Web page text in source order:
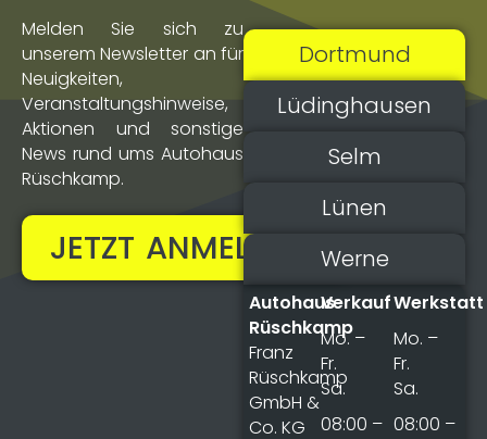
Melden Sie sich zu
unserem Newsletter an für
Neuigkeiten,
Veranstaltungs­hinweise,
Aktionen und sonstige
News rund ums Autohaus
Rüschkamp.
JETZT ANMELDEN!
Dortmund
Lüdinghausen
Selm
Lünen
Werne
Autohaus
Rüschkamp
Franz
Rüschkamp
GmbH &
Co. KG
Verkauf
Mo. –
Fr.
Sa.
08:00 –
Werkstatt
Mo. –
Fr.
Sa.
08:00 –